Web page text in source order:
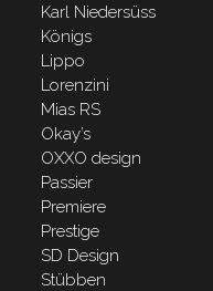
Karl Niedersüss
Königs
Lippo
Lorenzini
Mias RS
Okay’s
OXXO design
Passier
Premiere
Prestige
SD Design
Stübben